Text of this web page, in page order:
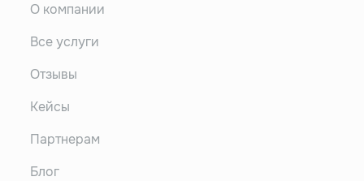
О компании
Все услуги
Отзывы
Кейсы
Партнерам
Блог